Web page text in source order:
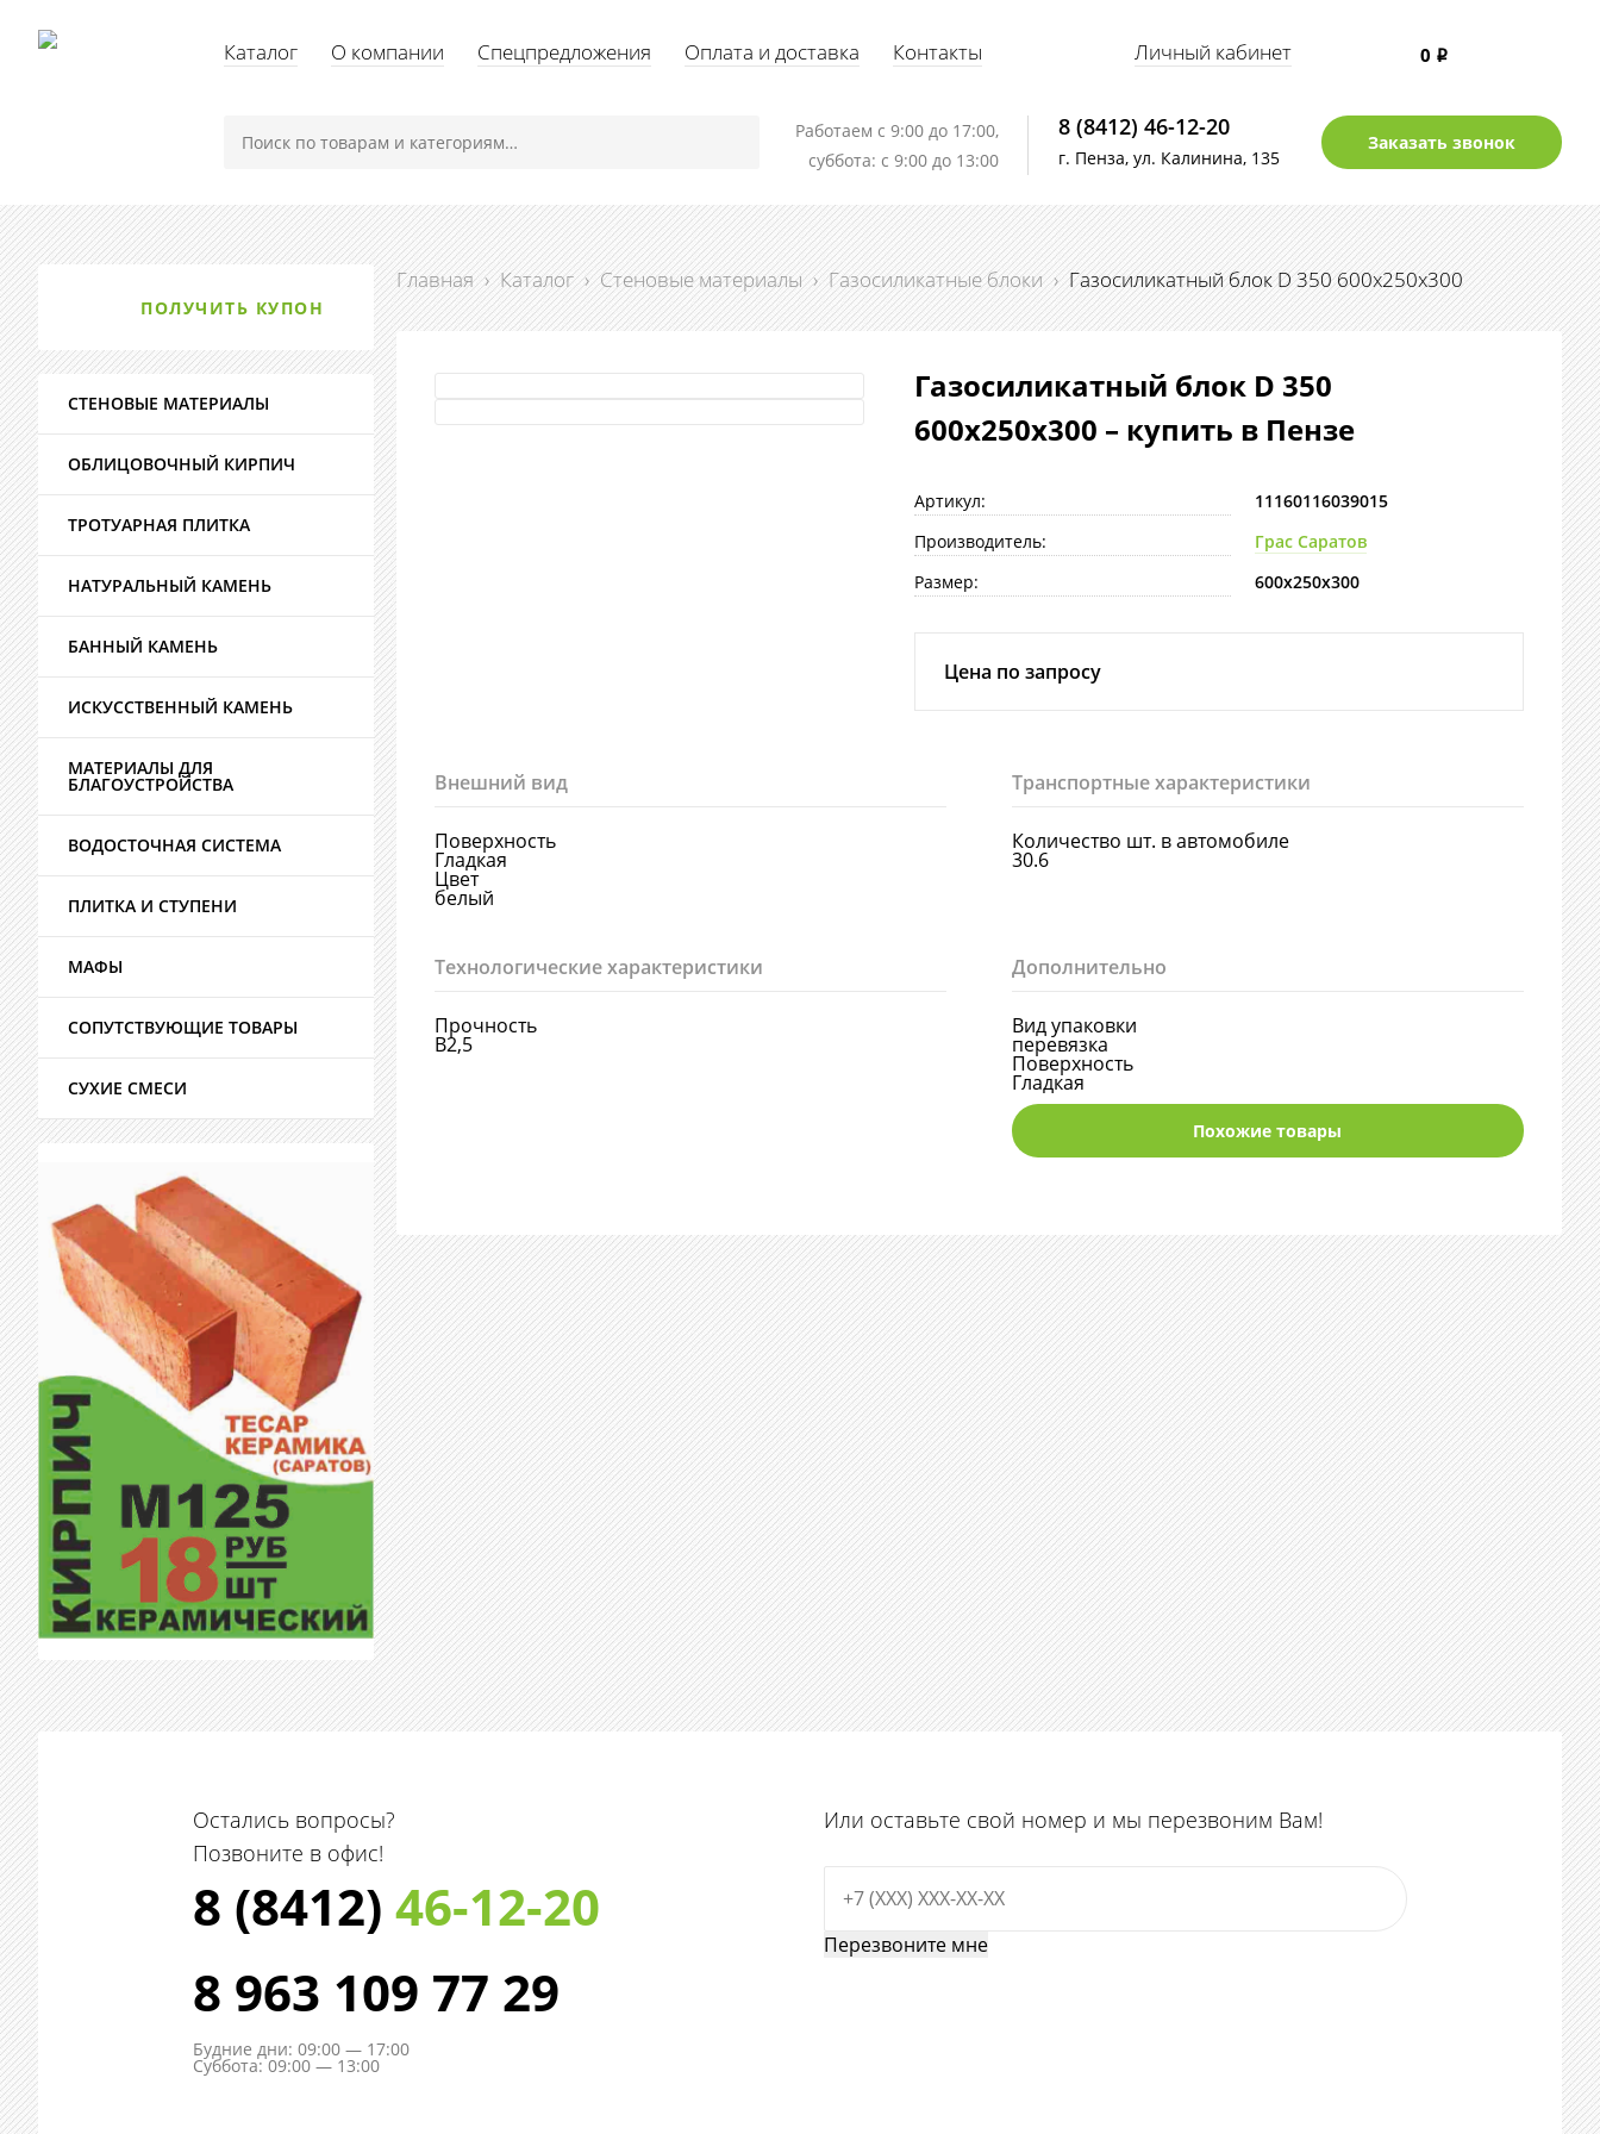
Каталог О компании Спецпредложения Оплата и доставка Контакты Личный кабинет 0 i
Работаем c 9:00 до 17:00,
суббота: с 9:00 до 13:00
8 (8412) 46-12-20
г. Пенза, ул. Калинина, 135
Заказать звонок
Главная › Каталог › Стеновые материалы › Газосиликатные блоки › Газосиликатный блок D 350 600х250х300
Газосиликатный блок D 350
600х250х300 – купить в Пензе
Артикул:
11160116039015
Производитель:
Грас Саратов
Размер:
600х250х300
Цена по запросу
Внешний вид
Поверхность
Гладкая
Цвет
белый
Транспортные характеристики
Количество шт. в автомобиле
30.6
Технологические характеристики
Прочность
В2,5
Дополнительно
Вид упаковки
перевязка
Поверхность
Гладкая
Похожие товары
ПОЛУЧИТЬ КУПОН
СТЕНОВЫЕ МАТЕРИАЛЫ
ОБЛИЦОВОЧНЫЙ КИРПИЧ
ТРОТУАРНАЯ ПЛИТКА
НАТУРАЛЬНЫЙ КАМЕНЬ
БАННЫЙ КАМЕНЬ
ИСКУССТВЕННЫЙ КАМЕНЬ
МАТЕРИАЛЫ ДЛЯ
БЛАГОУСТРОЙСТВА
ВОДОСТОЧНАЯ СИСТЕМА
ПЛИТКА И СТУПЕНИ
МАФЫ
СОПУТСТВУЮЩИЕ ТОВАРЫ
СУХИЕ СМЕСИ
Остались вопросы?
Позвоните в офис!
8 (8412) 46-12-20
8 963 109 77 29
Будние дни: 09:00 — 17:00
Суббота: 09:00 — 13:00
Или оставьте свой номер и мы перезвоним Вам!